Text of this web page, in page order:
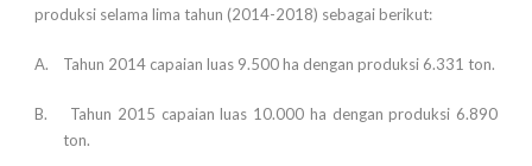
produksi selama lima tahun (2014-2018) sebagai berikut:
A. Tahun 2014 capaian luas 9.500 ha dengan produksi 6.331 ton.
B. Tahun 2015 capaian luas 10.000 ha dengan produksi 6.890
ton.